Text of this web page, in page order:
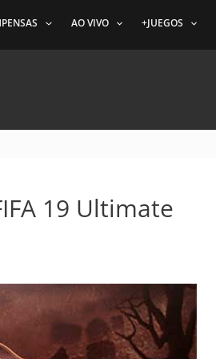
AO VIVO +JUEGOS
19 Ultimate